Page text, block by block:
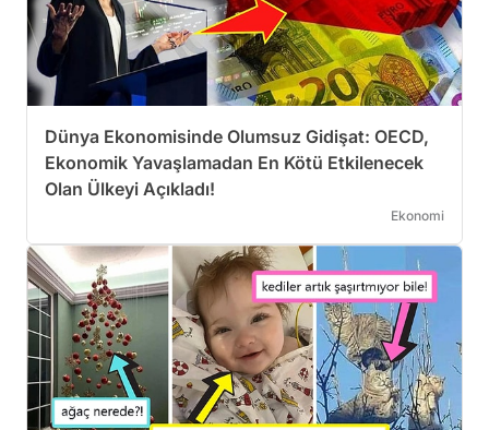
Dünya Ekonomisinde Olumsuz Gidişat: OECD,
Ekonomik Yavaşlamadan En Kötü Etkilenecek
Olan Ülkeyi Açıkladı!
Ekonomi